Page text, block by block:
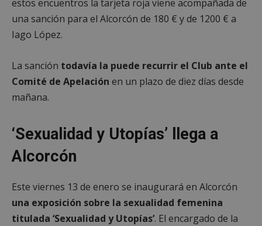
estos encuentros la tarjeta roja viene acompañada de
una sanción para el Alcorcón de 180 € y de 1200 € a
Iago López.
La sanción todavía la puede recurrir el Club ante el
Comité de Apelación en un plazo de diez días desde
mañana.
‘Sexualidad y Utopías’ llega a
Alcorcón
Este viernes 13 de enero se inaugurará en Alcorcón
una exposición sobre la sexualidad femenina
titulada ‘Sexualidad y Utopías’. El encargado de la
necesarias
preferencias
funcionalidad
Cookies estrictamente necesarias
Cookies de rendimiento
Cookies de preferencias